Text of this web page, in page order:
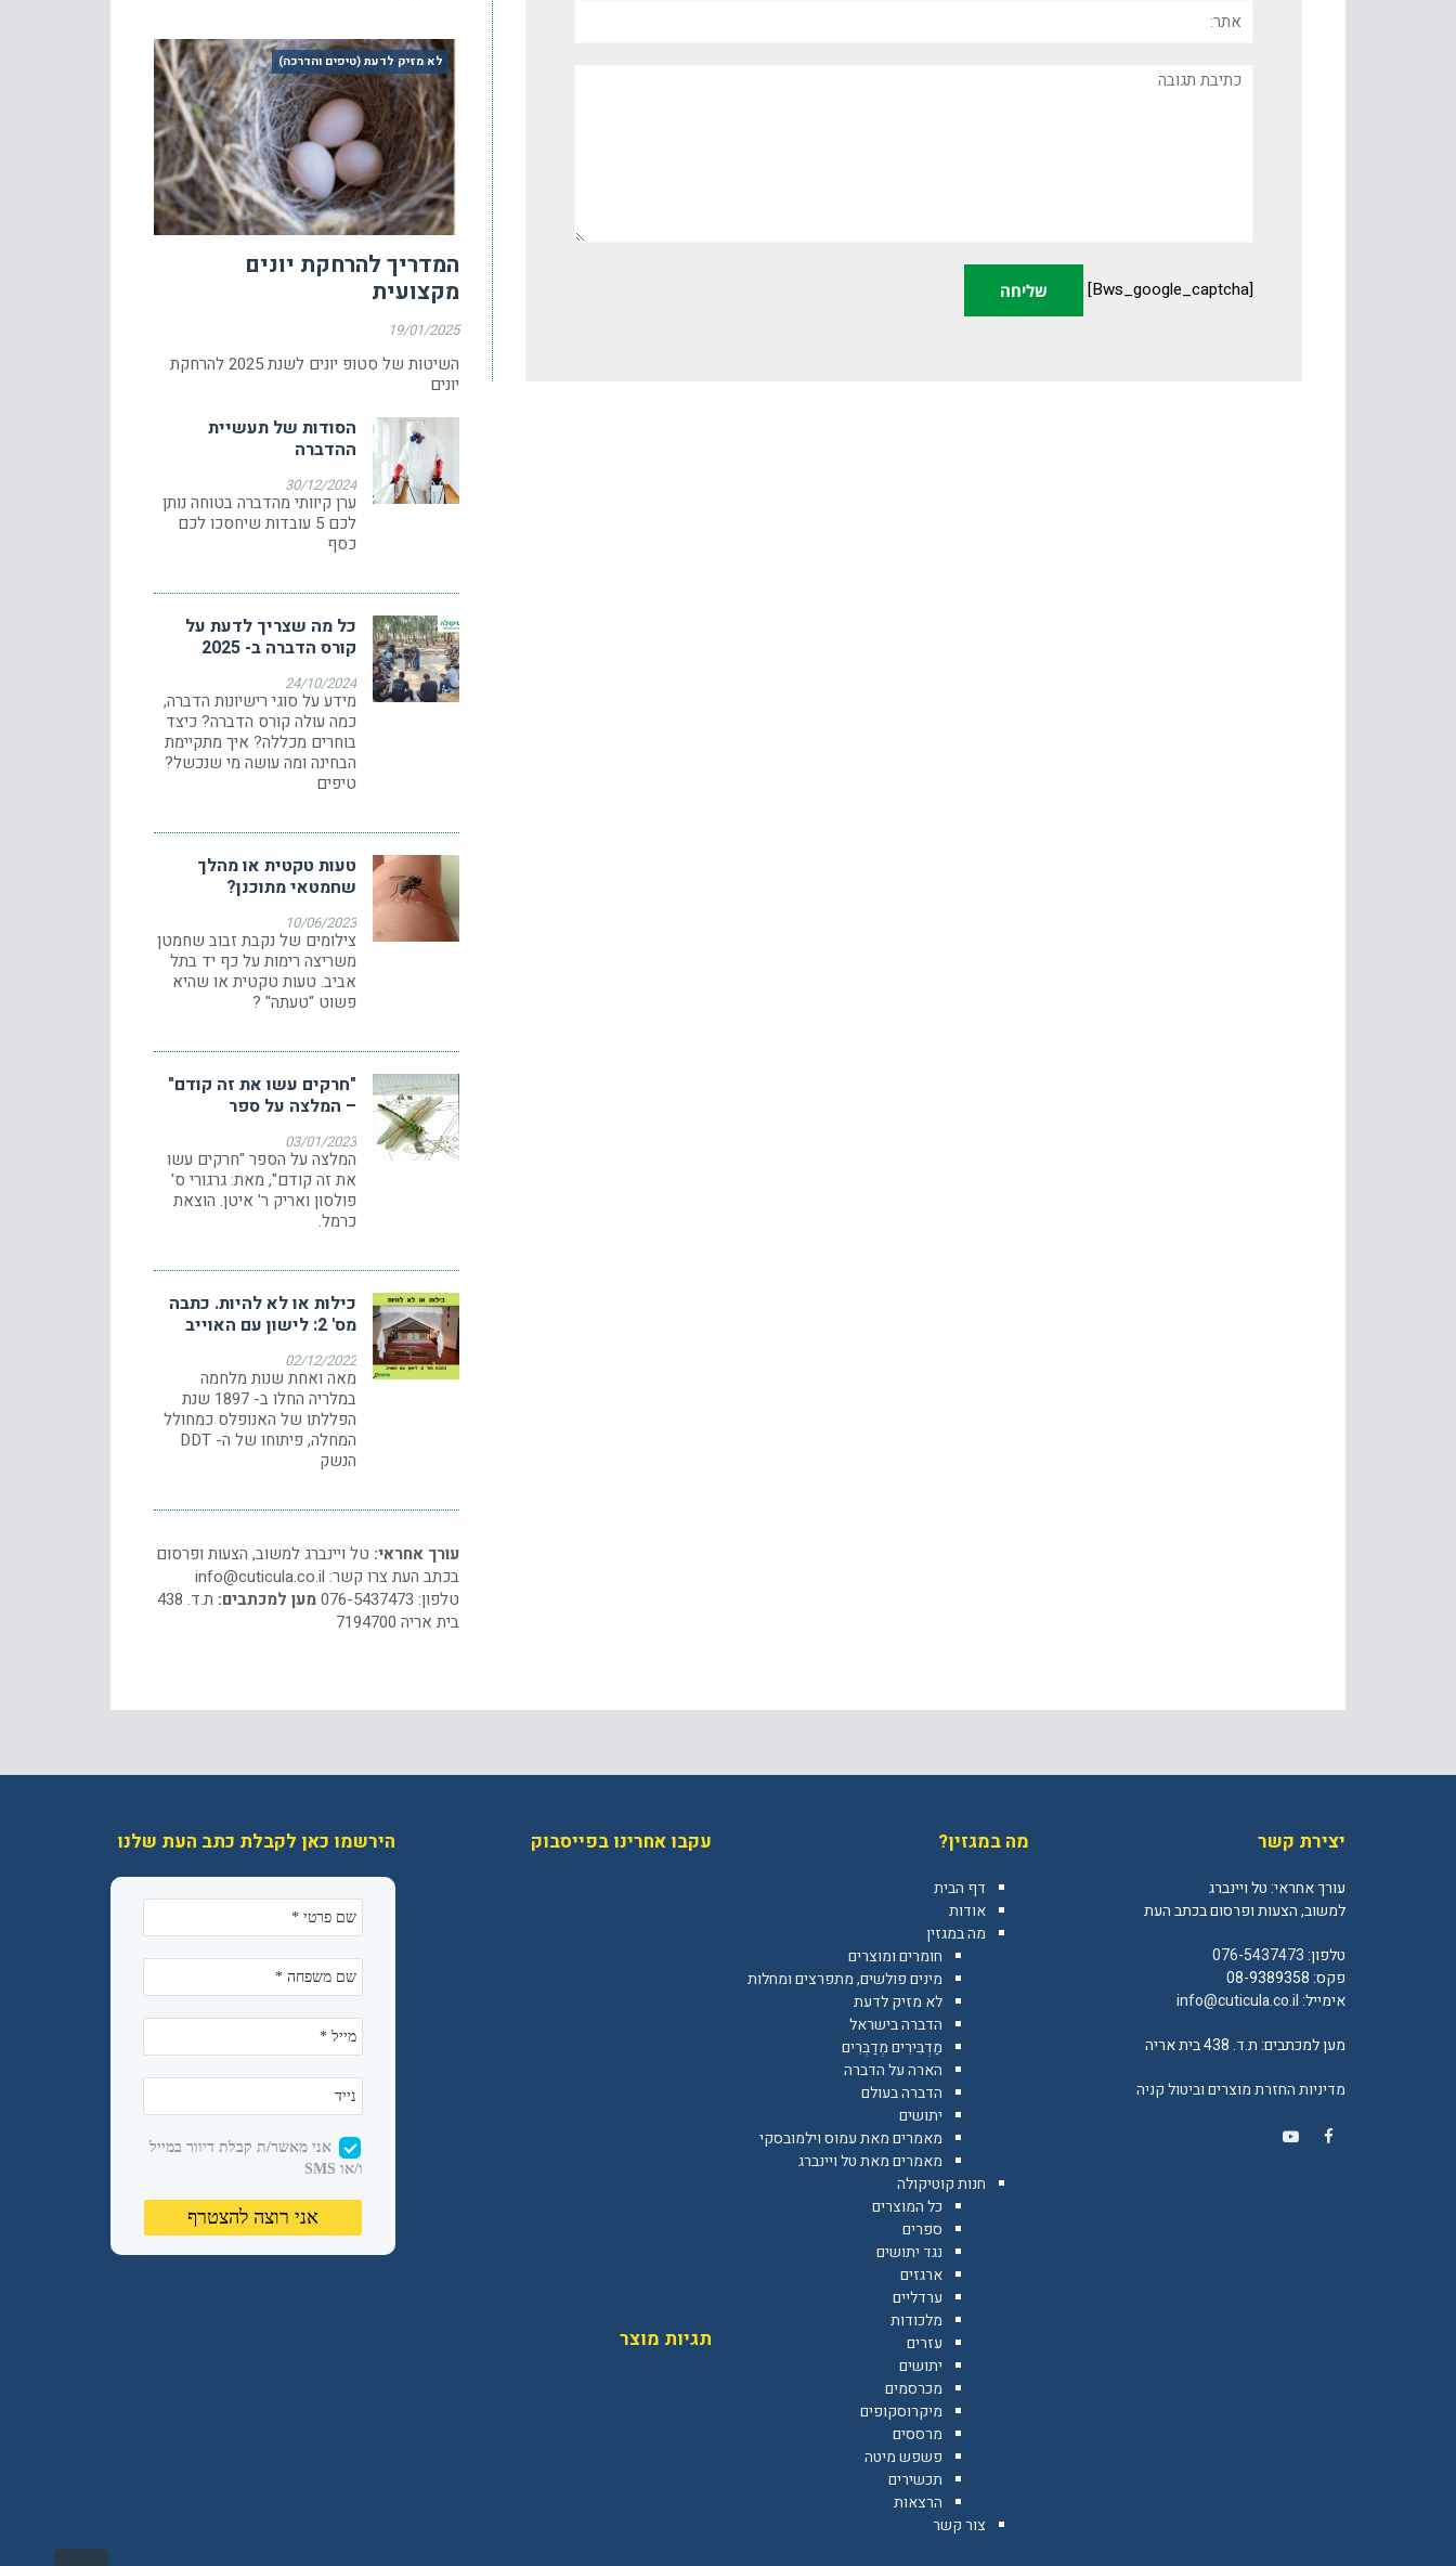
תגובה
[bws_google_captcha]
לא מזיק לדעת (טיפים והדרכה)
המדריך להרחקת יונים
מקצועית
19/01/2025
השיטות של סטופ יונים לשנת 2025 להרחקת
יונים
הסודות של תעשיית
ההדברה
30/12/2024
ערן קיוותי מהדברה בטוחה נותן
לכם 5 עובדות שיחסכו לכם
כסף
כל מה שצריך לדעת על
קורס הדברה ב- 2025
24/10/2024
מידע על סוגי רישיונות הדברה,
כמה עולה קורס הדברה? כיצד
בוחרים מכללה? איך מתקיימת
הבחינה ומה עושה מי שנכשל?
טיפים
טעות טקטית או מהלך
שחמטאי מתוכנן?
10/06/2023
צילומים של נקבת זבוב שחמטן
משריצה רימות על כף יד בתל
אביב. טעות טקטית או שהיא
פשוט "טעתה" ?
"חרקים עשו את זה קודם"
– המלצה על ספר
03/01/2023
המלצה על הספר "חרקים עשו
את זה קודם", מאת: גרגורי ס'
פולסון ואריק ר' איטן. הוצאת
כרמל.
כילות או לא להיות. כתבה
מס' 2: לישון עם האוייב
02/12/2022
מאה ואחת שנות מלחמה
במלריה החלו ב- 1897 שנת
הפללתו של האנופלס כמחולל
המחלה, פיתוחו של ה- DDT
הנשק
עורך אחראי: טל ויינברג למשוב, הצעות ופרסום
בכתב העת צרו קשר: info@cuticula.co.il
טלפון: 076-5437473
מען למכתבים:
ת.ד. 438
בית אריה 7194700
יצירת קשר
עורך אחראי: טל ויינברג
למשוב, הצעות ופרסום בכתב העת
טלפון:076-5437473
פקס: 08-9389358
אימייל:info@cuticula.co.il
מען למכתבים: ת.ד. 438 בית אריה
מדיניות החזרת מוצרים וביטול קניה
מה במגזין?
דף הבית
אודות
מה במגזין
חומרים ומוצרים
מינים פולשים, מתפרצים ומחלות
לא מזיק לדעת
הדברה בישראל
מַדְבִּירִים מְדַבְּרִים
הארה על הדברה
הדברה בעולם
יתושים
מאמרים מאת עמוס וילמובסקי
מאמרים מאת טל ויינברג
חנות קוטיקולה
כל המוצרים
ספרים
נגד יתושים
ארגזים
ערדליים
מלכודות
עזרים
יתושים
מכרסמים
מיקרוסקופים
מרססים
פשפש מיטה
תכשירים
הרצאות
צור קשר
עקבו אחרינו בפייסבוק הירשמו כאן לקבלת כתב העת שלנו
תגיות מוצר